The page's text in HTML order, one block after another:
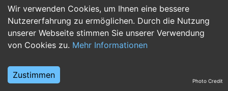
Wir verwenden Cookies, um Ihnen eine bessere
Nutzererfahrung zu ermöglichen. Durch die Nutzung
unserer Webseite stimmen Sie unserer Verwendung
von Cookies zu. Mehr Informationen
Zustimmen
bist du aufassistenz-arzt.comgenau richtig!
Hier findest du zahlreiche Stellenangebote für
Assistenzärzte in allen Fachrichtungen – von der
Inneren Medizin über die Chirurgie bis hin zur
deine Karriere im Arztberuf und finde die
passende Klinik oder Praxis für deinen nächstenPhoto Credit